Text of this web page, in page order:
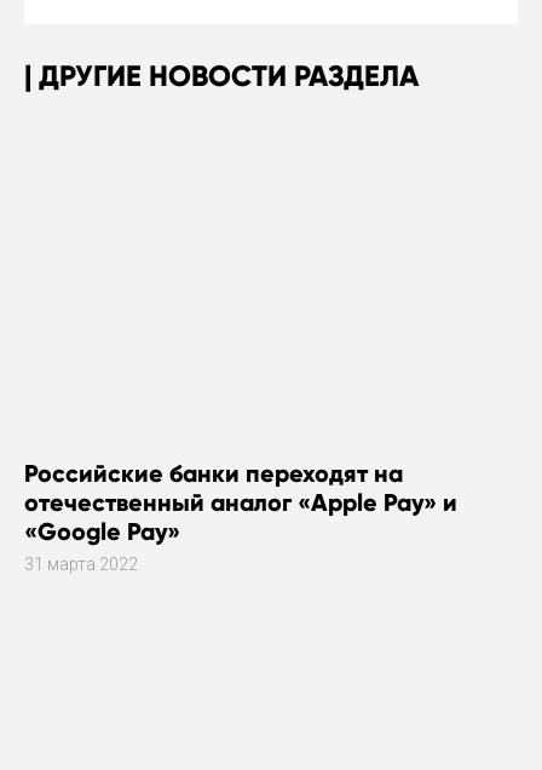
ДРУГИЕ НОВОСТИ РАЗДЕЛА
Российские банки переходят на
отечественный аналог «Apple Pay» и
«Google Pay»
31 марта 2022